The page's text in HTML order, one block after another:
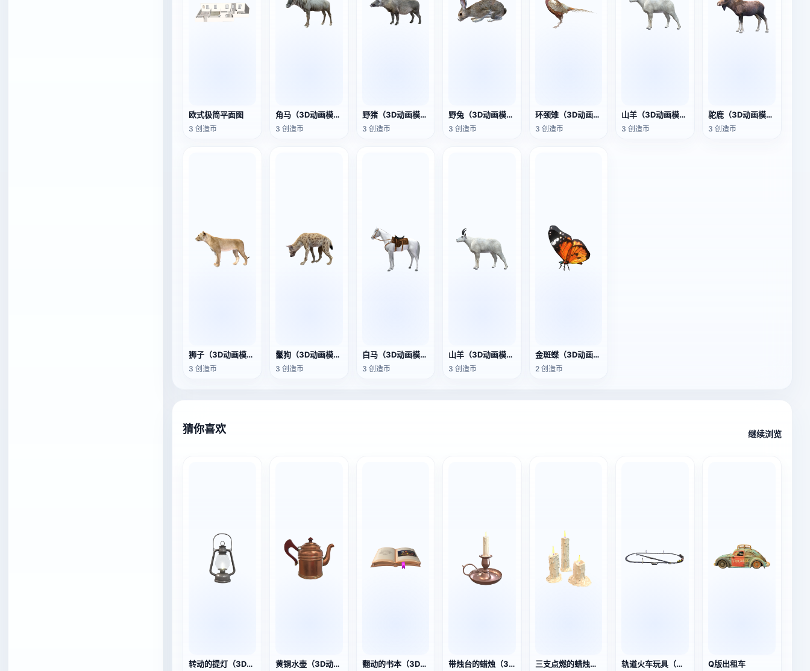
欧式极简平面图
3 创造币
角马（3D动画模型）
3 创造币
野猪（3D动画模型）
3 创造币
野兔（3D动画模型）
3 创造币
环颈雉（3D动画模型）
3 创造币
山羊（3D动画模型）
3 创造币
驼鹿（3D动画模型）
3 创造币
狮子（3D动画模型）
3 创造币
鬣狗（3D动画模型）
3 创造币
白马（3D动画模型）
3 创造币
山羊（3D动画模型）
3 创造币
金斑蝶（3D动画模型）
2 创造币
猜你喜欢 继续浏览
转动的提灯（3D动作模型） 黄铜水壶（3D动作模型） 翻动的书本（3D动作模型） 带烛台的蜡烛（3D动画模型） 三支点燃的蜡烛（3D动画模型） 轨道火车玩具（带动画） Q版出租车